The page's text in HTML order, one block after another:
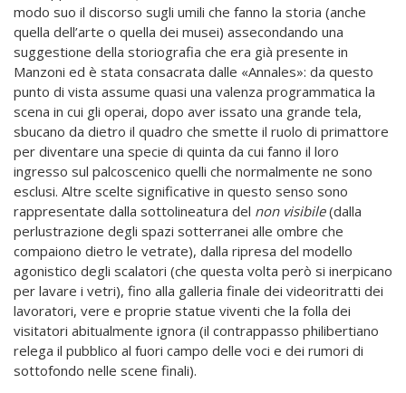
modo suo il discorso sugli umili che fanno la storia (anche
quella dell’arte o quella dei musei) assecondando una
suggestione della storiografia che era già presente in
Manzoni ed è stata consacrata dalle «Annales»: da questo
punto di vista assume quasi una valenza programmatica la
scena in cui gli operai, dopo aver issato una grande tela,
sbucano da dietro il quadro che smette il ruolo di primattore
per diventare una specie di quinta da cui fanno il loro
ingresso sul palcoscenico quelli che normalmente ne sono
esclusi. Altre scelte significative in questo senso sono
rappresentate dalla sottolineatura del non visibile(dalla
perlustrazione degli spazi sotterranei alle ombre che
compaiono dietro le vetrate), dalla ripresa del modello
agonistico degli scalatori (che questa volta però si inerpicano
per lavare i vetri), fino alla galleria finale dei videoritratti dei
lavoratori, vere e proprie statue viventi che la folla dei
visitatori abitualmente ignora (il contrappasso philibertiano
relega il pubblico al fuori campo delle voci e dei rumori di
sottofondo nelle scene finali).